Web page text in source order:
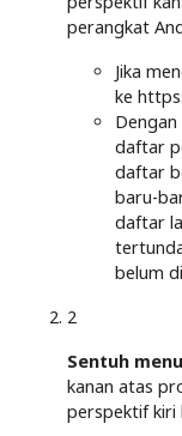
perangkat
Jika
ke
daftar
daftar
baru-
daftar
belum
2
Sentuh
kanan atas
perspektif kiri